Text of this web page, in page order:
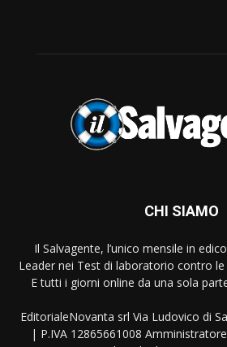
CHI SIAMO
Il Salvagente, l’unico mensile in
Leader nei Test di laboratorio contro
E tutti i giorni online da una sola
EditorialeNovanta srl Via Ludovico di
| P.IVA 12865661008